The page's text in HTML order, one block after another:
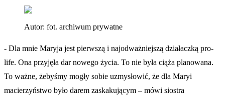
Autor: fot. archiwum prywatne
- Dla mnie Maryja jest pierwszą i najodważniejszą działaczką pro-
life. Ona przyjęła dar nowego życia. To nie była ciąża planowana.
To ważne, żebyśmy mogły sobie uzmysłowić, że dla Maryi
macierzyństwo było darem zaskakującym – mówi siostra